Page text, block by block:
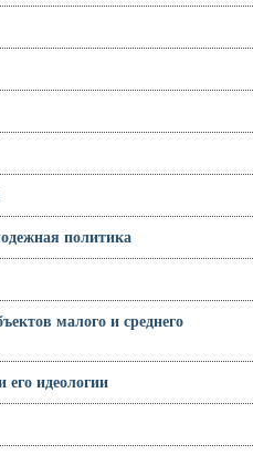
политика
малого и среднего
его идеологии